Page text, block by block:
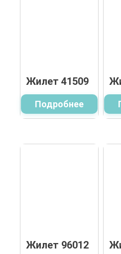
Жилет 41509
Подробнее
Жилет 96012